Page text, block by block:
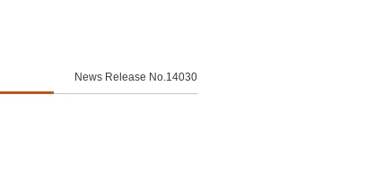
News Release No.14030